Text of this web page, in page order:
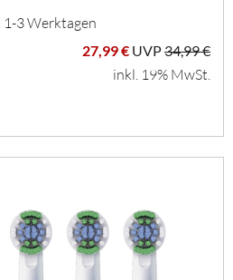
1-3 Werktagen
27,99 € UVP34,99 €
inkl. 19% MwSt.